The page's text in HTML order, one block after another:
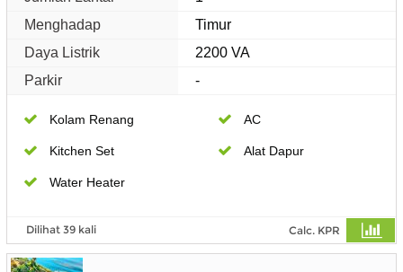
Menghadap
Timur
Daya Listrik
2200 VA
Parkir
-
Kolam Renang AC
Kitchen Set Alat Dapur
Water Heater
Dilihat 39 kali Calc. KPR